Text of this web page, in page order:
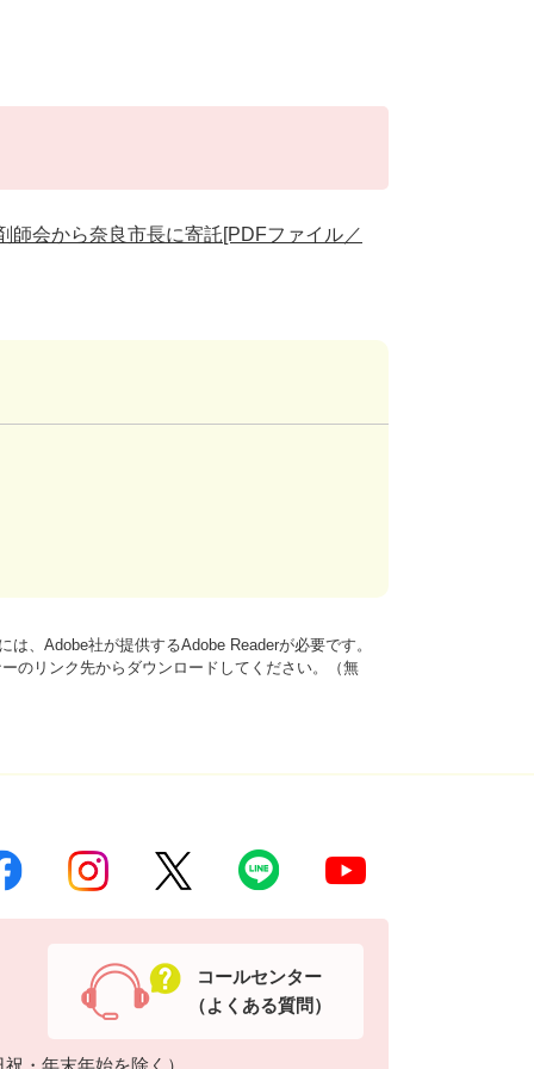
師会から奈良市長に寄託[PDFファイル／
、Adobe社が提供するAdobe Readerが必要です。
のリンク先からダウンロードしてください。（無
コールセンター
（よくある質問）